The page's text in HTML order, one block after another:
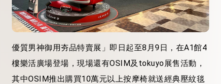
優質男神御用夯品特賣展」即日起至8月9日，在A1館4
樓樂活廣場登場，現場還有OSIM及tokuyo展售活動，
其中OSIM推出購買10萬元以上按摩椅就送經典壓紋毯